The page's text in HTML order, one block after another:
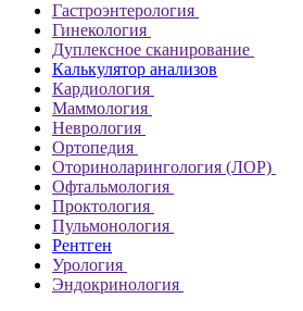
Гастроэнтерология
Гинекология
Дуплексное сканирование
Калькулятор анализов
Кардиология
Маммология
Неврология
Ортопедия
Оториноларингология (ЛОР)
Офтальмология
Проктология
Пульмонология
Рентген
Урология
Эндокринология